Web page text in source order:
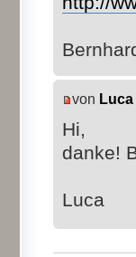
von Luca
Hi,
danke!
Luca